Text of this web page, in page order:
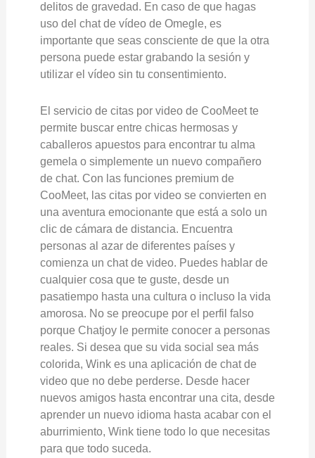
delitos de gravedad. En caso de que hagas
uso del chat de vídeo de Omegle, es
importante que seas consciente de que la otra
persona puede estar grabando la sesión y
utilizar el vídeo sin tu consentimiento.
El servicio de citas por video de CooMeet te
permite buscar entre chicas hermosas y
caballeros apuestos para encontrar tu alma
gemela o simplemente un nuevo compañero
de chat. Con las funciones premium de
CooMeet, las citas por video se convierten en
una aventura emocionante que está a solo un
clic de cámara de distancia. Encuentra
personas al azar de diferentes países y
comienza un chat de video. Puedes hablar de
cualquier cosa que te guste, desde un
pasatiempo hasta una cultura o incluso la vida
amorosa. No se preocupe por el perfil falso
porque Chatjoy le permite conocer a personas
reales. Si desea que su vida social sea más
colorida, Wink es una aplicación de chat de
video que no debe perderse. Desde hacer
nuevos amigos hasta encontrar una cita, desde
aprender un nuevo idioma hasta acabar con el
aburrimiento, Wink tiene todo lo que necesitas
para que todo suceda.